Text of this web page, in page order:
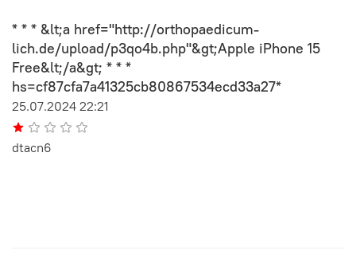
* * * &lt;a href="http://orthopaedicum-
lich.de/upload/p3qo4b.php"&gt;Apple iPhone 15
Free&lt;/a&gt; * * *
hs=cf87cfa7a41325cb80867534ecd33a27*
25.07.2024 22:21
dtacn6